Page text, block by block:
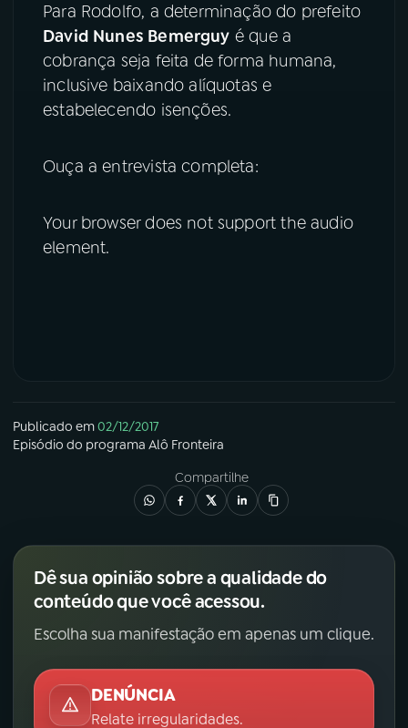
Para Rodolfo, a determinação do prefeito
David Nunes Bemerguy é que a
cobrança seja feita de forma humana,
inclusive baixando alíquotas e
estabelecendo isenções.
Ouça a entrevista completa:
Your browser does not support the audio
element.
Publicado em02/12/2017
Episódio do programa Alô Fronteira
Compartilhe
Dê sua opinião sobre a qualidade do
conteúdo que você acessou.
Escolha sua manifestação em apenas um clique.
DENÚNCIA
Relate irregularidades.